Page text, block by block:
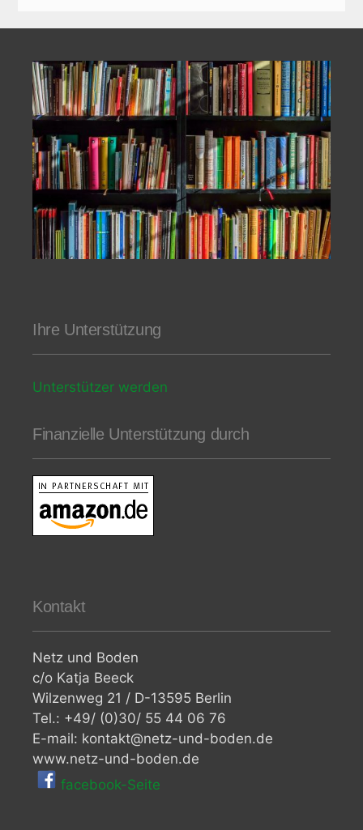
Ihre Unterstützung
Unterstützer werden
Finanzielle Unterstützung durch
Kontakt
Netz und Boden
c/o Katja Beeck
Wilzenweg 21 / D-13595 Berlin
Tel.: +49/ (0)30/ 55 44 06 76
E-mail: kontakt@netz-und-boden.de
www.netz-und-boden.de
facebook-Seite